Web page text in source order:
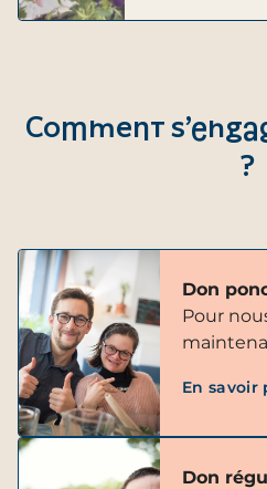
Comment
?
Don
Pour
En savoir
Don